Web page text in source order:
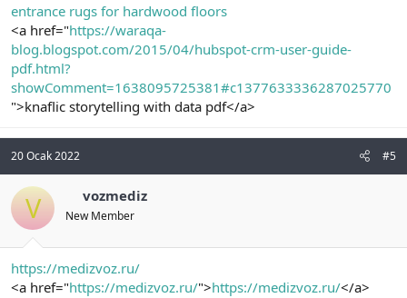
entrance rugs for hardwood floors
<a href="https://waraqa-
blog.blogspot.com/2015/04/hubspot-crm-user-guide-
pdf.html?
showComment=1638095725381#c1377633336287025770
">knaflic storytelling with data pdf</a>
20 Ocak 2022 #5
V vozmediz
New Member
https://medizvoz.ru/
<a href="https://medizvoz.ru/">https://medizvoz.ru/</a>